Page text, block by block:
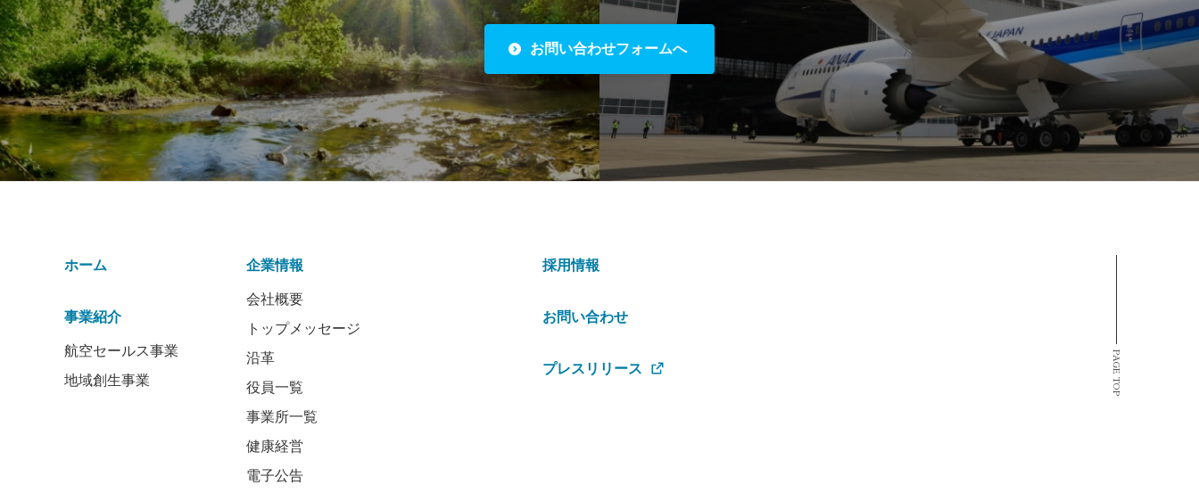
お問い合わせフォームへ
PAGE TOP
ホーム
事業紹介
航空セールス事業
地域創生事業
企業情報
会社概要
トップメッセージ
沿革
役員一覧
事業所一覧
健康経営
電子公告
採用情報
お問い合わせ
プレスリリース